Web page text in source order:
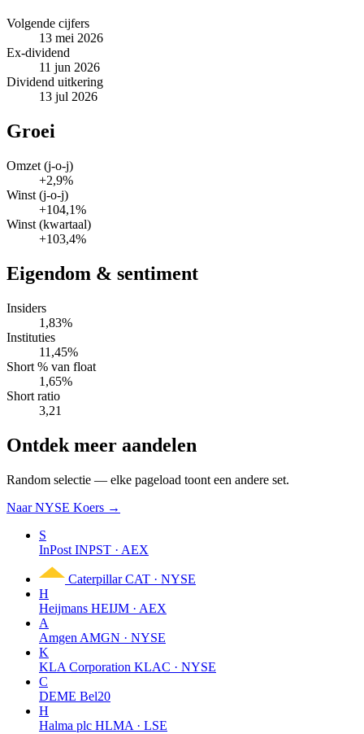
Volgende cijfers
13 mei 2026
Ex-dividend
11 jun 2026
Dividend uitkering
13 jul 2026
Groei
Omzet (j-o-j)
+2,9%
Winst (j-o-j)
+104,1%
Winst (kwartaal)
+103,4%
Eigendom & sentiment
Insiders
1,83%
Instituties
11,45%
Short % van float
1,65%
Short ratio
3,21
Ontdek meer aandelen
Random selectie — elke pageload toont een andere set.
Naar NYSE Koers →
S
InPost INPST · AEX
Caterpillar CAT · NYSE
H
Heijmans HEIJM · AEX
A
Amgen AMGN · NYSE
K
KLA Corporation KLAC · NYSE
C
DEME Bel20
H
Halma plc HLMA · LSE